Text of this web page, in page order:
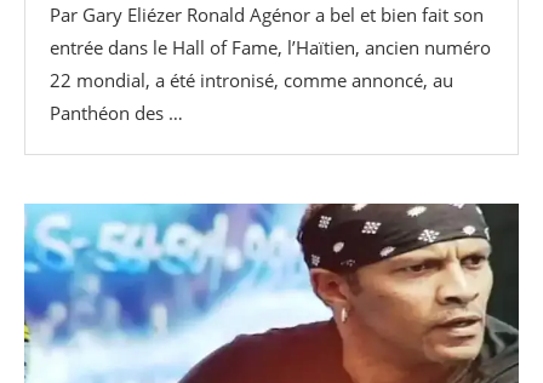
Par Gary Eliézer Ronald Agénor a bel et bien fait son
entrée dans le Hall of Fame, l’Haïtien, ancien numéro
22 mondial, a été intronisé, comme annoncé, au
Panthéon des …